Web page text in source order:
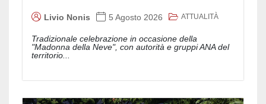
Livio Nonis 5 Agosto 2026 ATTUALITÀ
Tradizionale celebrazione in occasione della
"Madonna della Neve", con autorità e gruppi ANA del
territorio...